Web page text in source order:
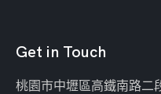
Get in Touch
桃園市中壢區高鐵南路二